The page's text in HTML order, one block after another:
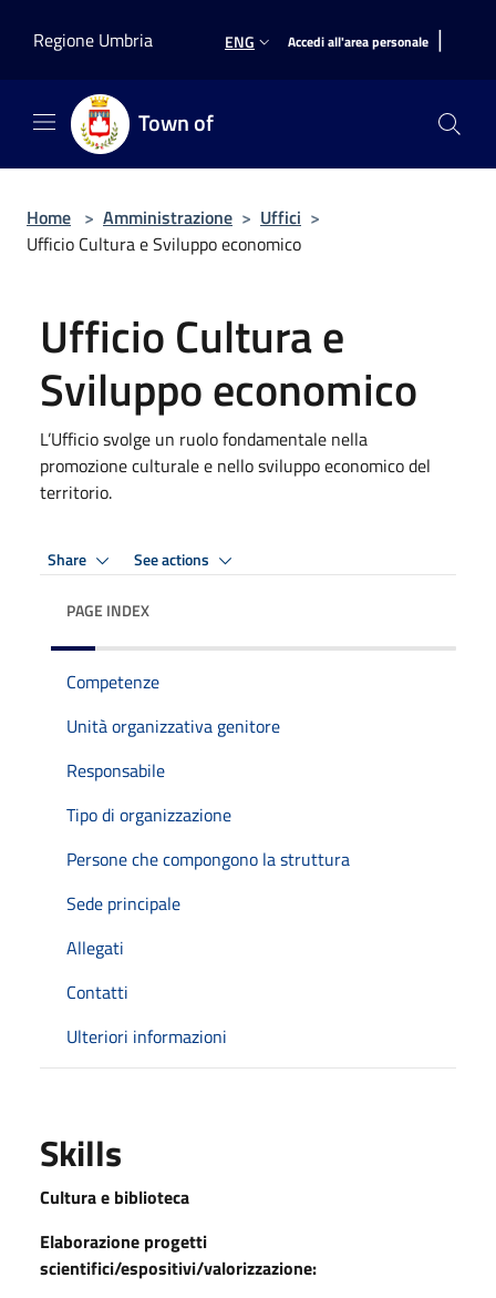
Regione Umbria
ENG Accedi all'area personale |
Town of
Home > Amministrazione > Uffici >
Ufficio Cultura e Sviluppo economico
Ufficio Cultura e
Sviluppo economico
L’Ufficio svolge un ruolo fondamentale nella
promozione culturale e nello sviluppo economico del
territorio.
Share See actions
PAGE INDEX
Competenze
Unità organizzativa genitore
Responsabile
Tipo di organizzazione
Persone che compongono la struttura
Sede principale
Allegati
Contatti
Ulteriori informazioni
Skills
Cultura e biblioteca
Elaborazione progetti
scientifici/espositivi/valorizzazione: